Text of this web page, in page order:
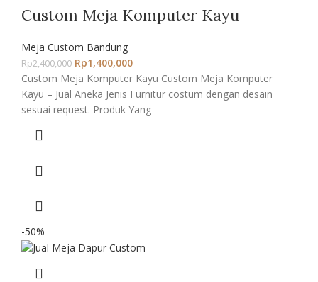
Custom Meja Komputer Kayu
Meja Custom Bandung
Rp2,400,000 Rp1,400,000
Custom Meja Komputer Kayu Custom Meja Komputer
Kayu – Jual Aneka Jenis Furnitur costum dengan desain
sesuai request. Produk Yang
-50%